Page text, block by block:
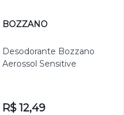
BOZZANO
Desodorante Bozzano
Aerossol Sensitive
R$ 12,49